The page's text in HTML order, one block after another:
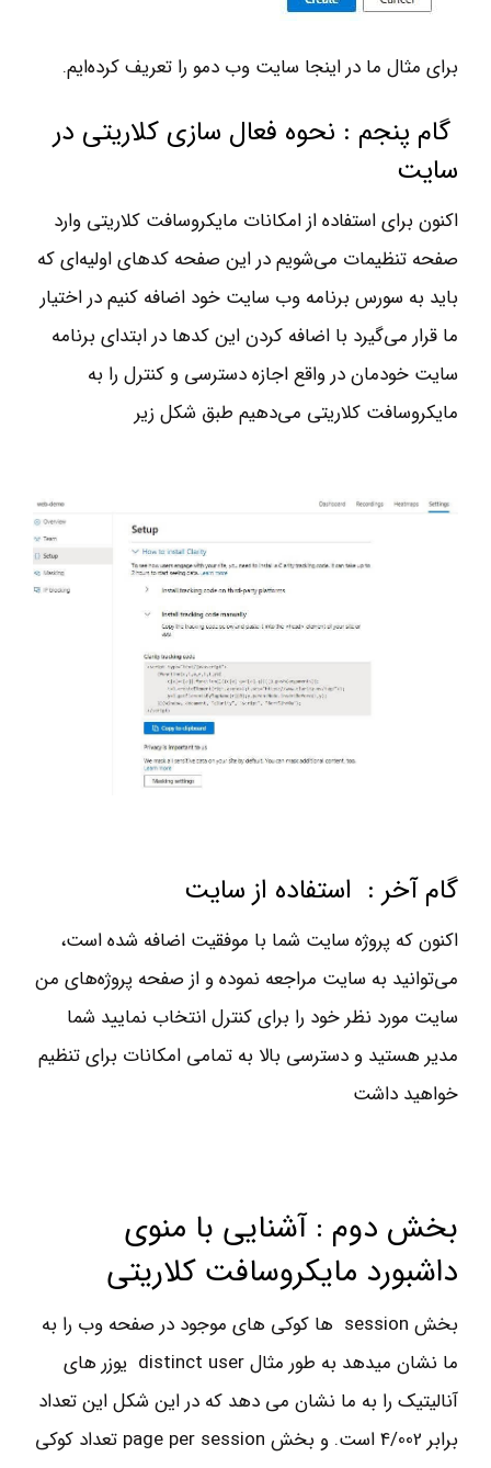
براي مثال ما در اينجا سايت وب دمو را تعريف كرده‌ايم.
گام پنجم : نحوه فعال سازي كلاريتي در
سايت
اكنون براي استفاده از امكانات مايكروسافت كلاريتي وارد
صفحه تنظيمات مي‌شويم در اين صفحه كدهاي اوليه‌اي كه
بايد به سورس برنامه وب سايت خود اضافه كنيم در اختيار
ما قرار مي‌گيرد با اضافه كردن اين كدها در ابتداي برنامه
سايت خودمان در واقع اجازه دسترسي و كنترل را به
مايكروسافت كلاريتي مي‌دهيم طبق شكل زير
گام آخر : استفاده از سايت
اكنون كه پروژه سايت شما با موفقيت اضافه شده است،
مي‌توانيد به سايت مراجعه نموده و از صفحه پروژه‌هاي من
سايت مورد نظر خود را براي كنترل انتخاب نماييد شما
مدير هستيد و دسترسي بالا به تمامي امكانات براي تنظيم
خواهيد داشت
بخش دوم : آشنایی با منوی
داشبورد مایکروسافت کلاریتی
بخش session ها کوکی های موجود در صفحه وب را به
ما نشان میدهد به طور مثال distinct user یوزر های
آنالیتیک را به ما نشان می دهد که در این شکل این تعداد
برابر 4/002 است. و بخش page per session تعداد کوکی